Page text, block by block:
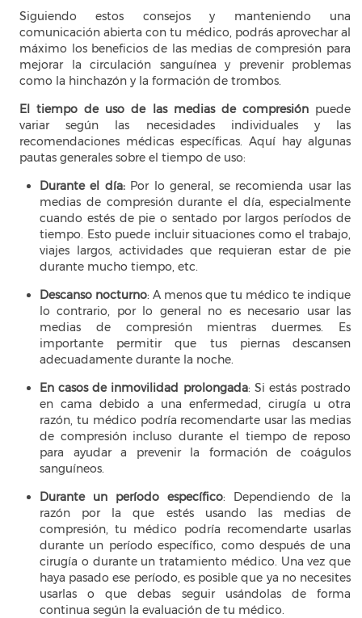
Siguiendo estos consejos y manteniendo una
comunicación abierta con tu médico, podrás aprovechar al
máximo los beneficios de las medias de compresión para
mejorar la circulación sanguínea y prevenir problemas
como la hinchazón y la formación de trombos.
El tiempo de uso de las medias de compresión puede
variar según las necesidades individuales y las
recomendaciones médicas específicas. Aquí hay algunas
pautas generales sobre el tiempo de uso:
Durante el día:Por lo general, se recomienda usar las
medias de compresión durante el día, especialmente
cuando estés de pie o sentado por largos períodos de
tiempo. Esto puede incluir situaciones como el trabajo,
viajes largos, actividades que requieran estar de pie
durante mucho tiempo, etc.
Descanso nocturno: A menos que tu médico te indique
lo contrario, por lo general no es necesario usar las
medias de compresión mientras duermes. Es
importante permitir que tus piernas descansen
adecuadamente durante la noche.
En casos de inmovilidad prolongada: Si estás postrado
en cama debido a una enfermedad, cirugía u otra
razón, tu médico podría recomendarte usar las medias
de compresión incluso durante el tiempo de reposo
para ayudar a prevenir la formación de coágulos
sanguíneos.
Durante un período específico: Dependiendo de la
razón por la que estés usando las medias de
compresión, tu médico podría recomendarte usarlas
durante un período específico, como después de una
cirugía o durante un tratamiento médico. Una vez que
haya pasado ese período, es posible que ya no necesites
usarlas o que debas seguir usándolas de forma
continua según la evaluación de tu médico.